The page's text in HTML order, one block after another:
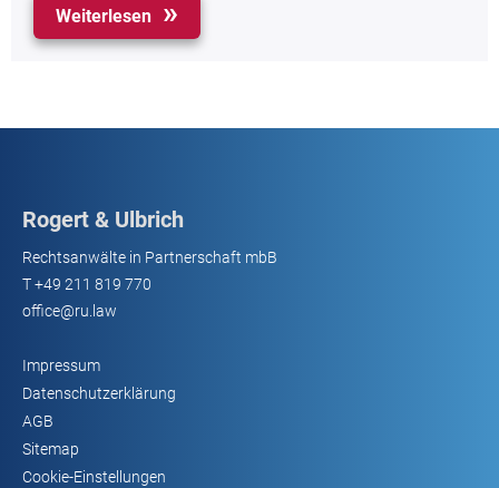
Weiterlesen
Rogert & Ulbrich
Rechtsanwälte in Partnerschaft mbB
T+49 211 819 770
office@ru.law
Impressum
Datenschutzerklärung
AGB
Sitemap
Cookie-Einstellungen